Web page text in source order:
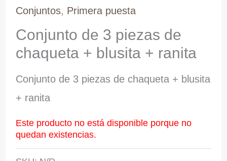
Conjuntos, Primera puesta
Conjunto de 3 piezas de
chaqueta + blusita + ranita
Conjunto de 3 piezas de chaqueta + blusita
+ ranita
Este producto no está disponible porque no
quedan existencias.